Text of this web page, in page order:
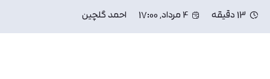
13 دقیقه 4 مرداد, 17:00 احمد گلچین